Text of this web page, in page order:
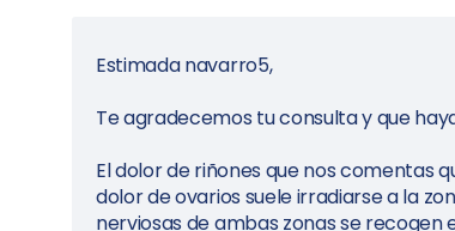
Estimada navarro5,
Te agradecemos tu consulta y que
El dolor de riñones que nos comentas
dolor de ovarios suele irradiarse a la
nerviosas de ambas zonas se